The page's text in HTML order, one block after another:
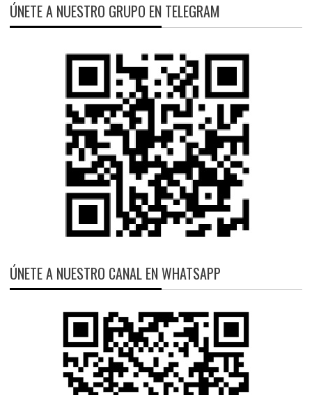
ÚNETE A NUESTRO GRUPO EN TELEGRAM
ÚNETE A NUESTRO CANAL EN WHATSAPP